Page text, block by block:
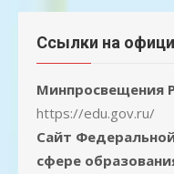
Ссылки на
Минпросвещения
https://edu.gov.ru/
Сайт
сфере